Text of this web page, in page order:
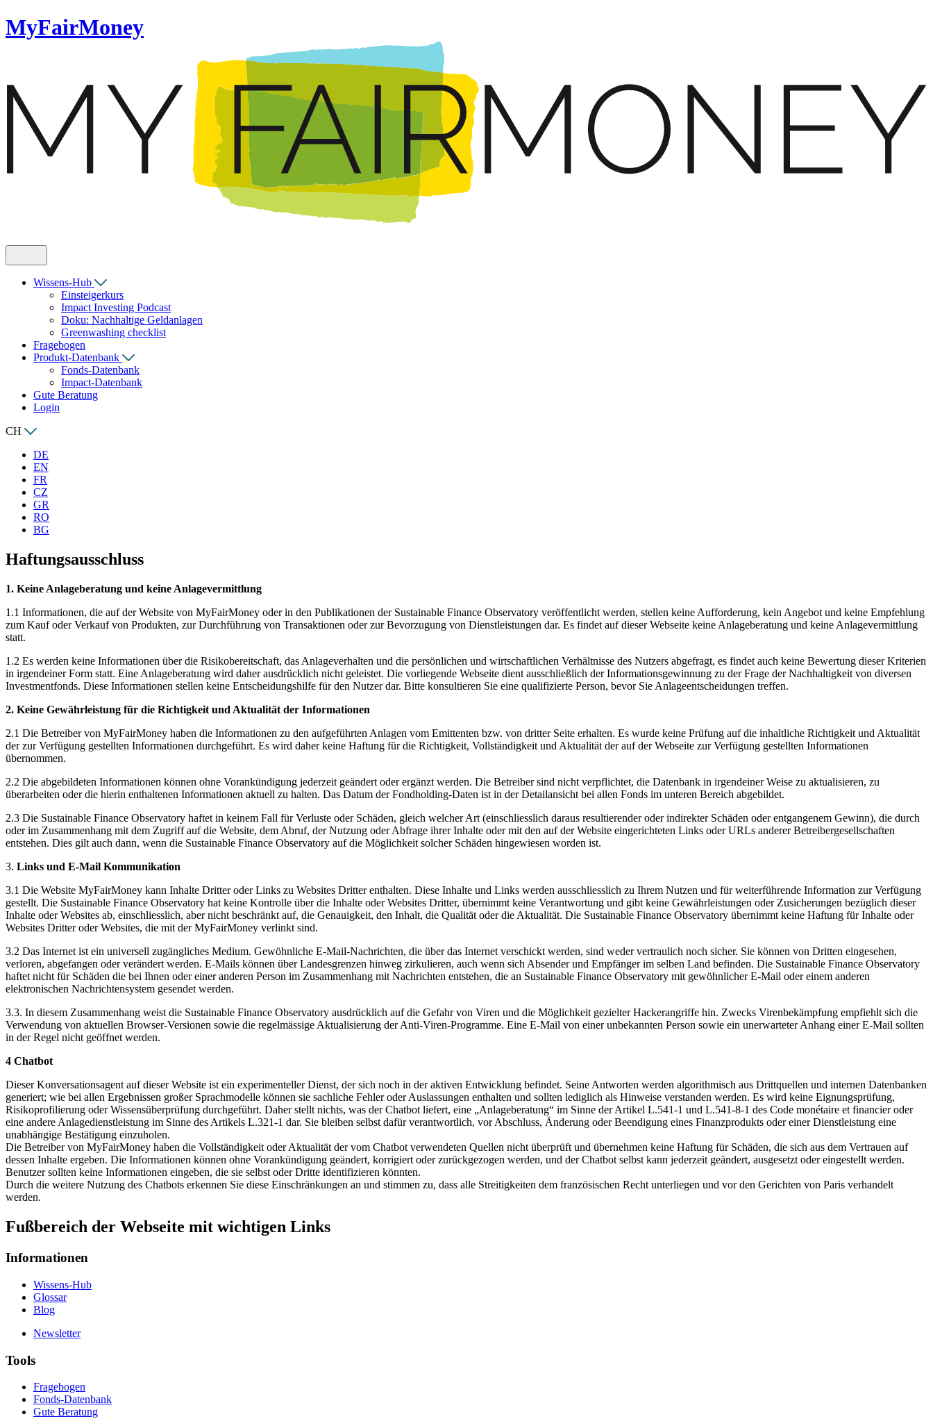
MyFairMoney
Wissens-Hub
Einsteigerkurs
Impact Investing Podcast
Doku: Nachhaltige Geldanlagen
Greenwashing checklist
Fragebogen
Produkt-Datenbank
Fonds-Datenbank
Impact-Datenbank
Gute Beratung
Login
CH
DE
EN
FR
CZ
GR
RO
BG
Haftungsausschluss
1. Keine Anlageberatung und keine Anlagevermittlung
1.1 Informationen, die auf der Website von MyFairMoney oder in den Publikationen der Sustainable Finance Observatory veröffentlicht werden, stellen keine Aufforderung, kein Angebot und keine Empfehlung
zum Kauf oder Verkauf von Produkten, zur Durchführung von Transaktionen oder zur Bevorzugung von Dienstleistungen dar. Es findet auf dieser Webseite keine Anlageberatung und keine Anlagevermittlung
statt.
1.2 Es werden keine Informationen über die Risikobereitschaft, das Anlageverhalten und die persönlichen und wirtschaftlichen Verhältnisse des Nutzers abgefragt, es findet auch keine Bewertung dieser Kriterien
in irgendeiner Form statt. Eine Anlageberatung wird daher ausdrücklich nicht geleistet. Die vorliegende Webseite dient ausschließlich der Informationsgewinnung zu der Frage der Nachhaltigkeit von diversen
Investmentfonds. Diese Informationen stellen keine Entscheidungshilfe für den Nutzer dar. Bitte konsultieren Sie eine qualifizierte Person, bevor Sie Anlageentscheidungen treffen.
2. Keine Gewährleistung für die Richtigkeit und Aktualität der Informationen
2.1 Die Betreiber von MyFairMoney haben die Informationen zu den aufgeführten Anlagen vom Emittenten bzw. von dritter Seite erhalten. Es wurde keine Prüfung auf die inhaltliche Richtigkeit und Aktualität
der zur Verfügung gestellten Informationen durchgeführt. Es wird daher keine Haftung für die Richtigkeit, Vollständigkeit und Aktualität der auf der Webseite zur Verfügung gestellten Informationen
übernommen.
2.2 Die abgebildeten Informationen können ohne Vorankündigung jederzeit geändert oder ergänzt werden. Die Betreiber sind nicht verpflichtet, die Datenbank in irgendeiner Weise zu aktualisieren, zu
überarbeiten oder die hierin enthaltenen Informationen aktuell zu halten. Das Datum der Fondholding-Daten ist in der Detailansicht bei allen Fonds im unteren Bereich abgebildet.
2.3 Die Sustainable Finance Observatory haftet in keinem Fall für Verluste oder Schäden, gleich welcher Art (einschliesslich daraus resultierender oder indirekter Schäden oder entgangenem Gewinn), die durch
oder im Zusammenhang mit dem Zugriff auf die Website, dem Abruf, der Nutzung oder Abfrage ihrer Inhalte oder mit den auf der Website eingerichteten Links oder URLs anderer Betreibergesellschaften
entstehen. Dies gilt auch dann, wenn die Sustainable Finance Observatory auf die Möglichkeit solcher Schäden hingewiesen worden ist.
3. Links und E-Mail Kommunikation
3.1 Die Website MyFairMoney kann Inhalte Dritter oder Links zu Websites Dritter enthalten. Diese Inhalte und Links werden ausschliesslich zu Ihrem Nutzen und für weiterführende Information zur Verfügung
gestellt. Die Sustainable Finance Observatory hat keine Kontrolle über die Inhalte oder Websites Dritter, übernimmt keine Verantwortung und gibt keine Gewährleistungen oder Zusicherungen bezüglich dieser
Inhalte oder Websites ab, einschliesslich, aber nicht beschränkt auf, die Genauigkeit, den Inhalt, die Qualität oder die Aktualität. Die Sustainable Finance Observatory übernimmt keine Haftung für Inhalte oder
Websites Dritter oder Websites, die mit der MyFairMoney verlinkt sind.
3.2 Das Internet ist ein universell zugängliches Medium. Gewöhnliche E-Mail-Nachrichten, die über das Internet verschickt werden, sind weder vertraulich noch sicher. Sie können von Dritten eingesehen,
verloren, abgefangen oder verändert werden. E-Mails können über Landesgrenzen hinweg zirkulieren, auch wenn sich Absender und Empfänger im selben Land befinden. Die Sustainable Finance Observatory
haftet nicht für Schäden die bei Ihnen oder einer anderen Person im Zusammenhang mit Nachrichten entstehen, die an Sustainable Finance Observatory mit gewöhnlicher E-Mail oder einem anderen
elektronischen Nachrichtensystem gesendet werden.
3.3. In diesem Zusammenhang weist die Sustainable Finance Observatory ausdrücklich auf die Gefahr von Viren und die Möglichkeit gezielter Hackerangriffe hin. Zwecks Virenbekämpfung empfiehlt sich die
Verwendung von aktuellen Browser-Versionen sowie die regelmässige Aktualisierung der Anti-Viren-Programme. Eine E-Mail von einer unbekannten Person sowie ein unerwarteter Anhang einer E-Mail sollten
in der Regel nicht geöffnet werden.
4 Chatbot
Dieser Konversationsagent auf dieser Website ist ein experimenteller Dienst, der sich noch in der aktiven Entwicklung befindet. Seine Antworten werden algorithmisch aus Drittquellen und internen Datenbanken
generiert; wie bei allen Ergebnissen großer Sprachmodelle können sie sachliche Fehler oder Auslassungen enthalten und sollten lediglich als Hinweise verstanden werden. Es wird keine Eignungsprüfung,
Risikoprofilierung oder Wissensüberprüfung durchgeführt. Daher stellt nichts, was der Chatbot liefert, eine „Anlageberatung“ im Sinne der Artikel L.541-1 und L.541-8-1 des Code monétaire et financier oder
eine andere Anlagedienstleistung im Sinne des Artikels L.321-1 dar. Sie bleiben selbst dafür verantwortlich, vor Abschluss, Änderung oder Beendigung eines Finanzprodukts oder einer Dienstleistung eine
unabhängige Bestätigung einzuholen.
Die Betreiber von MyFairMoney haben die Vollständigkeit oder Aktualität der vom Chatbot verwendeten Quellen nicht überprüft und übernehmen keine Haftung für Schäden, die sich aus dem Vertrauen auf
dessen Inhalte ergeben. Die Informationen können ohne Vorankündigung geändert, korrigiert oder zurückgezogen werden, und der Chatbot selbst kann jederzeit geändert, ausgesetzt oder eingestellt werden.
Benutzer sollten keine Informationen eingeben, die sie selbst oder Dritte identifizieren könnten.
Durch die weitere Nutzung des Chatbots erkennen Sie diese Einschränkungen an und stimmen zu, dass alle Streitigkeiten dem französischen Recht unterliegen und vor den Gerichten von Paris verhandelt
werden.
Fußbereich der Webseite mit wichtigen Links
Informationen
Wissens-Hub
Glossar
Blog
Newsletter
Tools
Fragebogen
Fonds-Datenbank
Gute Beratung